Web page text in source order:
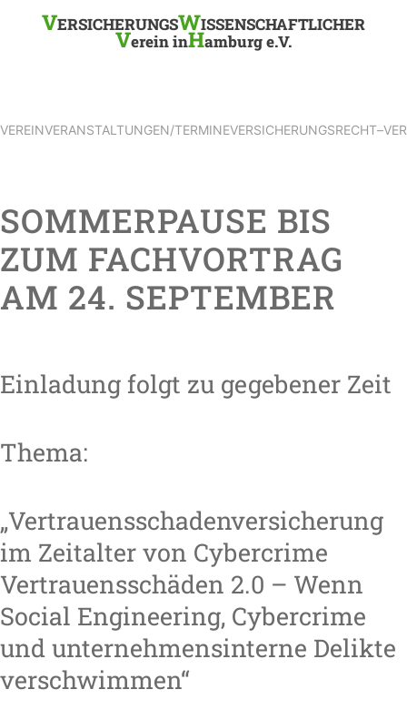
VERSICHERUNGSWISSENSCHAFTLICHER
Verein inHamburg e.V.
VEREINVERANSTALTUNGEN/TERMINEVERSICHERUNGSRECHT–
SOMMERPAUSE BIS
ZUM FACHVORTRAG
AM 24. SEPTEMBER
Einladung folgt zu gegebener Zeit
Thema:
„Vertrauensschadenversicherung
im Zeitalter von Cybercrime
Vertrauensschäden 2.0 – Wenn
Social Engineering, Cybercrime
und unternehmensinterne Delikte
verschwimmen“